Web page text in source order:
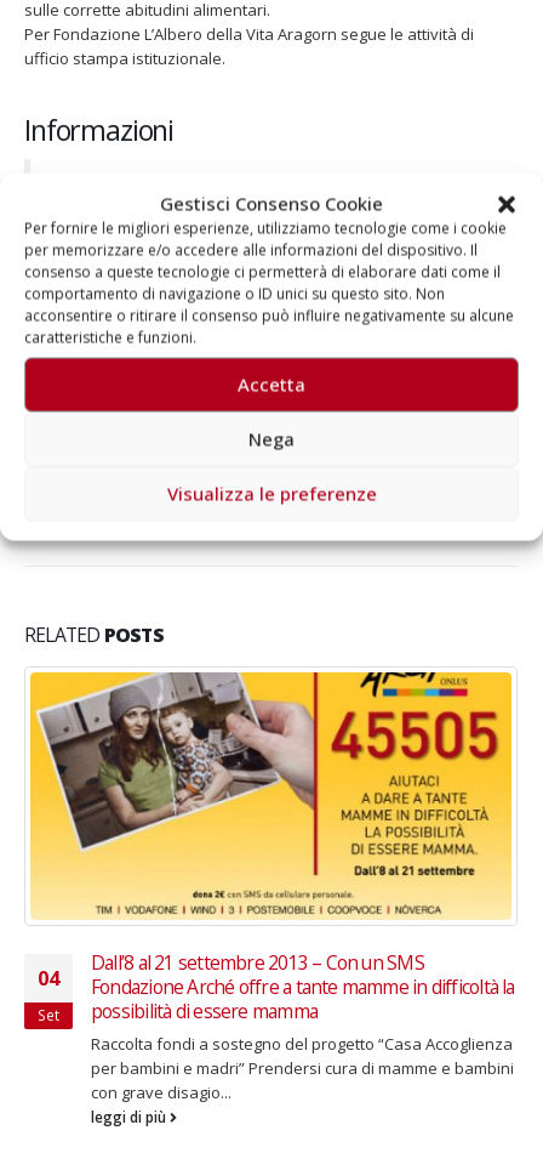
Gestisci Consenso Cookie
Per fornire le migliori esperienze, utilizziamo tecnologie come i cookie
per memorizzare e/o accedere alle informazioni del dispositivo. Il
consenso a queste tecnologie ci permetterà di elaborare dati come il
comportamento di navigazione o ID unici su questo sito. Non
acconsentire o ritirare il consenso può influire negativamente su alcune
caratteristiche e funzioni.
Accetta
Nega
Visualizza le preferenze
sulle corrette abitudini alimentari.
Per Fondazione L’Albero della Vita Aragorn segue le attività di
ufficio stampa istituzionale.
Informazioni
Nutri-Amo il futuro:clicca qui
Fondazione L’Albero della Vita:clicca qui
RELATED POSTS
05
Giu
Giugno 2025 – Adolescenti in difficoltà: al via la raccolta
fondi di Omnes
L’obiettivo del Centro di psicoterapia sociale è offrire
percorsi terapeutici a ragazzi che stanno vivendo
momenti difficili Sono tanti oggi gli...
leggi di più